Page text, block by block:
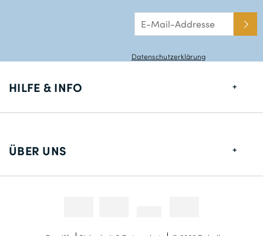
Datenschutzerklärung
HILFE & INFO
Lieferung
ÜBER UNS